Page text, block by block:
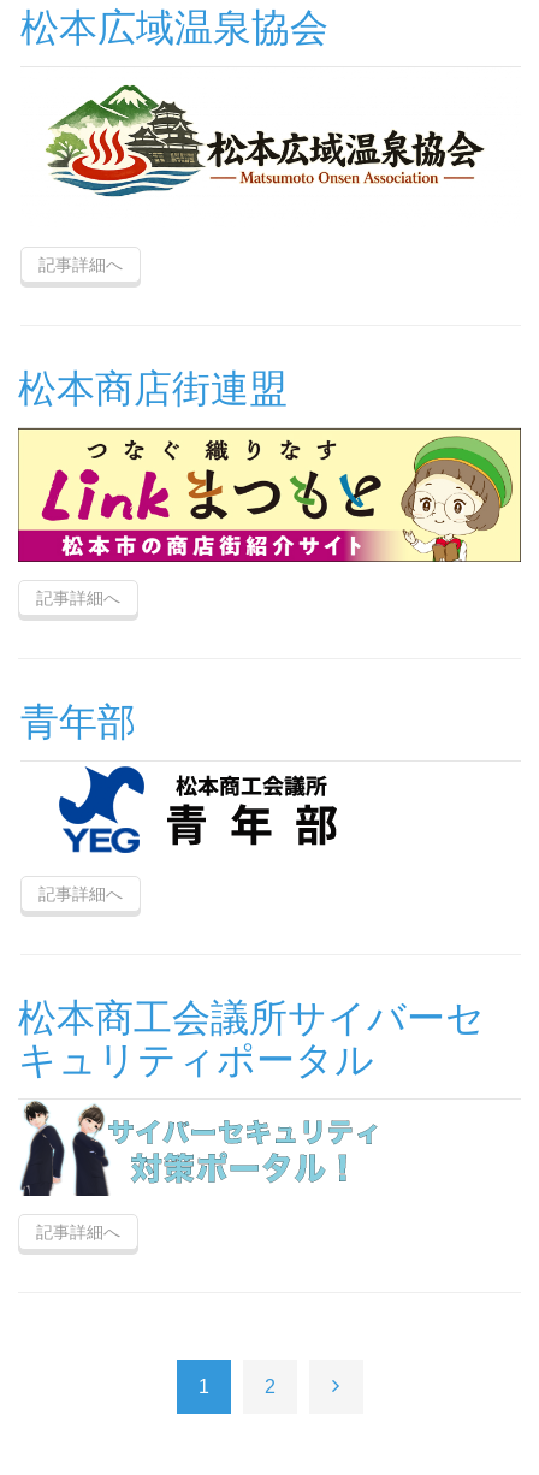
松本広域温泉協会
記事詳細へ
松本商店街連盟
記事詳細へ
青年部
記事詳細へ
松本商工会議所サイバーセ
キュリティポータル
記事詳細へ
1 2